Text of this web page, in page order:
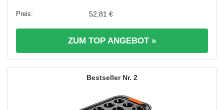
52,81 €
ZUM TOP ANGEBOT »
2